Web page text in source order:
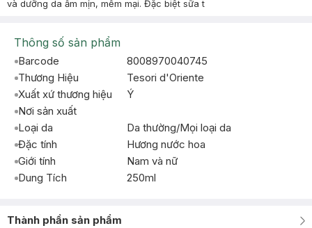
và dưỡng da ẩm mịn, mềm mại. Đặc biệt sữa t
Thông số sản phẩm
Barcode
8008970040745
Thương Hiệu
Tesori d'Oriente
Xuất xứ thương hiệu
Ý
Nơi sản xuất
Loại da
Da thường/Mọi loại da
Đặc tính
Hương nước hoa
Giới tính
Nam và nữ
Dung Tích
250ml
Thành phần sản phẩm